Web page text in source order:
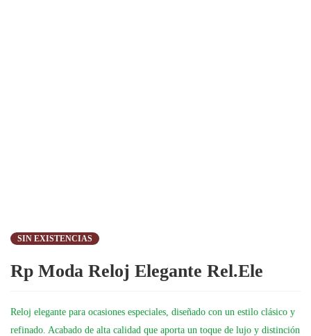
SIN EXISTENCIAS
Rp Moda Reloj Elegante Rel.Ele
Reloj elegante para ocasiones especiales, diseñado con un estilo clásico y
refinado. Acabado de alta calidad que aporta un toque de lujo y distinción